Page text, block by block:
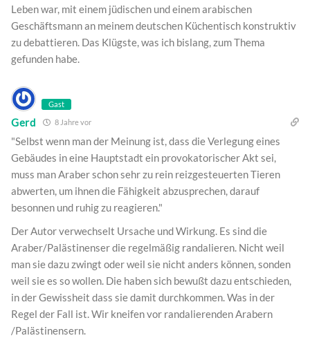
Leben war, mit einem jüdischen und einem arabischen
Geschäftsmann an meinem deutschen Küchentisch konstruktiv
zu debattieren. Das Klügste, was ich bislang, zum Thema
gefunden habe.
Gast
Gerd 8 Jahre vor
"Selbst wenn man der Meinung ist, dass die Verlegung eines
Gebäudes in eine Hauptstadt ein provokatorischer Akt sei,
muss man Araber schon sehr zu rein reizgesteuerten Tieren
abwerten, um ihnen die Fähigkeit abzusprechen, darauf
besonnen und ruhig zu reagieren."
Der Autor verwechselt Ursache und Wirkung. Es sind die
Araber/Palästinenser die regelmäßig randalieren. Nicht weil
man sie dazu zwingt oder weil sie nicht anders können, sonden
weil sie es so wollen. Die haben sich bewußt dazu entschieden,
in der Gewissheit dass sie damit durchkommen. Was in der
Regel der Fall ist. Wir kneifen vor randalierenden Arabern
/Palästinensern.